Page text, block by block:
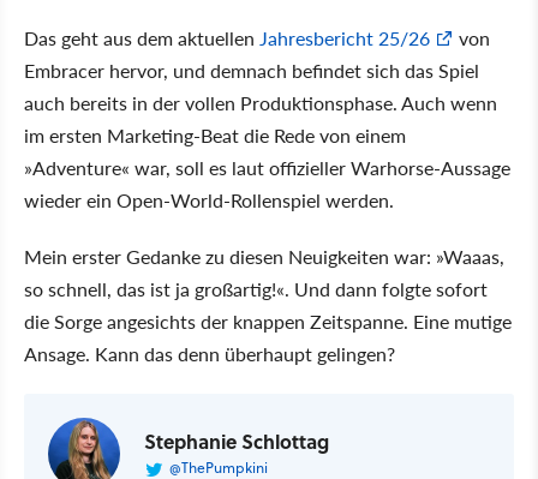
Das geht aus dem aktuellen Jahresbericht 25/26
von
Embracer hervor, und demnach befindet sich das Spiel
auch bereits in der vollen Produktionsphase. Auch wenn
im ersten Marketing-Beat die Rede von einem
»Adventure« war, soll es laut offizieller Warhorse-Aussage
wieder ein Open-World-Rollenspiel werden.
Mein erster Gedanke zu diesen Neuigkeiten war: »Waaas,
so schnell, das ist ja großartig!«. Und dann folgte sofort
die Sorge angesichts der knappen Zeitspanne. Eine mutige
Ansage. Kann das denn überhaupt gelingen?
Stephanie Schlottag
@ThePumpkini